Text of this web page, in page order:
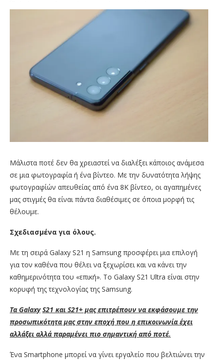
Μάλιστα ποτέ δεν θα χρειαστεί να διαλέξει κάποιος ανάμεσα
σε μια φωτογραφία ή ένα βίντεο. Με την δυνατότητα λήψης
φωτογραφίών απευθείας από ένα 8Κ βίντεο, οι αγαπημένες
μας στιγμές θα είναι πάντα διαθέσιμες σε όποια μορφή τις
θέλουμε.
Σχεδιασμένα για όλους.
Με τη σειρά Galaxy S21 η Samsung προσφέρει μια επιλογή
για τον καθένα που θέλει να ξεχωρίσει και να κάνει την
καθημερινότητα του «επική». Το Galaxy S21 Ultra είναι στην
κορυφή της τεχνολογίας της Samsung.
Τα Galaxy S21 και S21+ μας επιτρέπουν να εκφάσουμε την
προσωπικότητα μας στην εποχή που η επικοινωνία έχει
αλλάξει αλλά παραμένει πιο σημαντική από ποτέ.
Ένα Smartphone μπορεί να γίνει εργαλείο που βελτιώνει την